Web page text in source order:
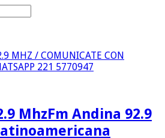
MHZ / COMUNICATE CON
221 5770947
Fm Andina 92.9